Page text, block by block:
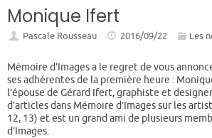
Monique Ifert
Pascale Rousseau 2016/09/22 Les
Mémoire d’Images a le regret de vous
ses adhérentes de la première heure :
l’épouse de Gérard Ifert, graphiste et
d’articles dans Mémoire d’Images sur les
12, 13) et est un grand ami de plusieurs
d’Images.